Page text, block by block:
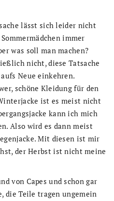
lässt sich leider nicht
immer
was soll man machen?
nicht, diese Tatsache
Neue einkehren.
schöne Kleidung für den
ist es meist nicht
kann ich mich
Also wird es dann meist
Mit diesen ist mir
der Herbst ist nicht meine
von Capes und schon gar
die Teile tragen ungemein